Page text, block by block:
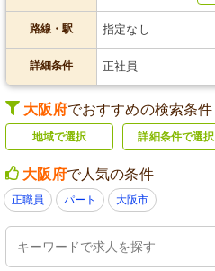
路線・駅 指定なし
詳細条件 正社員
大阪府でおすすめの検索条件
地域で選択 詳細条件で選択
大阪府で人気の条件
正職員 パート 大阪市